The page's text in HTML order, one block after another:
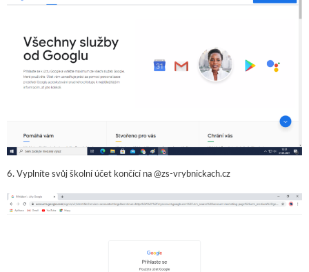
6. Vyplníte svůj školní účet končící na @zs-vrybnickach.cz